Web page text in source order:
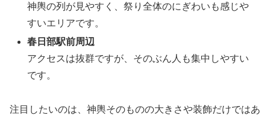
神輿の列が見やすく、祭り全体のにぎわいも感じや
すいエリアです。
春日部駅前周辺
アクセスは抜群ですが、そのぶん人も集中しやすい
です。
注目したいのは、神輿そのものの大きさや装飾だけではあ